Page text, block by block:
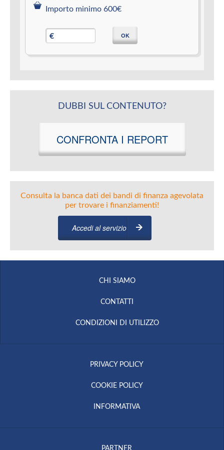
Importo minimo 600€
€ OK
DUBBI SUL CONTENUTO?
CONFRONTA I REPORT
Consulta la banca dati dei bandi di finanza agevolata
per trovare i finanziamenti!
Accedi al servizio
CHI SIAMO
CONTATTI
CONDIZIONI DI UTILIZZO
PRIVACY POLICY
COOKIE POLICY
INFORMATIVA
PARTNER